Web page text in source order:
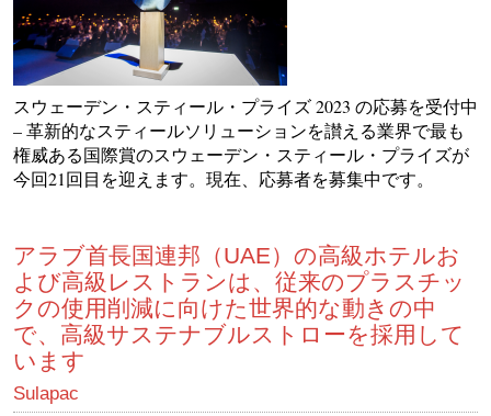
スウェーデン・スティール・プライズ 2023 の応募を受付中
– 革新的なスティールソリューションを讃える業界で最も
権威ある国際賞のスウェーデン・スティール・プライズが
今回21回目を迎えます。現在、応募者を募集中です。
アラブ首長国連邦（UAE）の高級ホテルお
よび高級レストランは、従来のプラスチッ
クの使用削減に向けた世界的な動きの中
で、高級サステナブルストローを採用して
います
Sulapac